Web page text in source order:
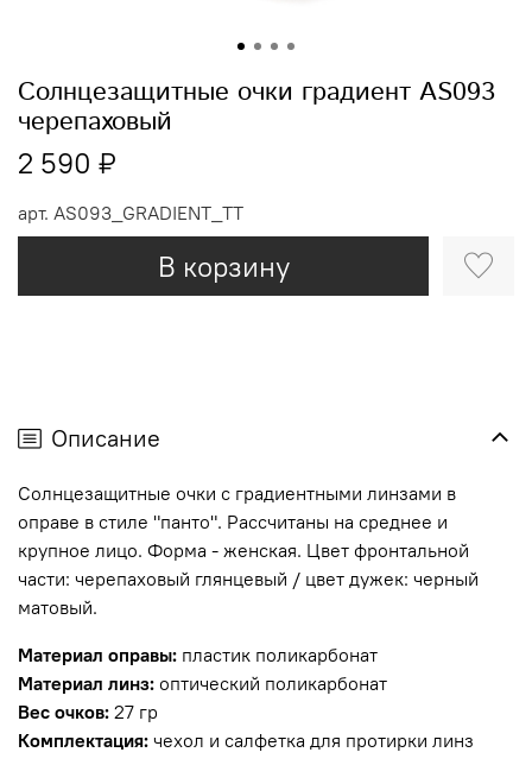
арт. AS093_GRADIENT_TT
Солнцезащитные очки градиент AS093
черепаховый
2 590 ₽
В корзину
Описание
Солнцезащитные очки с градиентными линзами в
оправе в стиле "панто". Рассчитаны на среднее и
крупное лицо. Форма - женская. Цвет фронтальной
части: черепаховый глянцевый / цвет дужек: черный
матовый.
Материал оправы: пластик поликарбонат
Материал линз: оптический поликарбонат
Вес очков: 27 гр
Комплектация: чехол и салфетка для протирки линз